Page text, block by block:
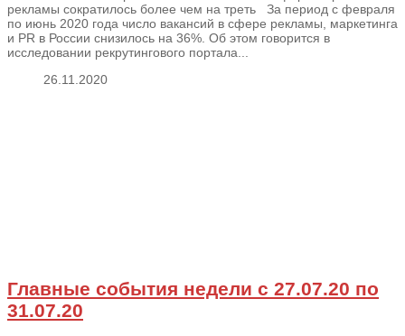
рекламы сократилось более чем на треть За период с февраля
по июнь 2020 года число вакансий в сфере рекламы, маркетинга
и PR в России снизилось на 36%. Об этом говорится в
исследовании рекрутингового портала...
26.11.2020
Главные события недели с 27.07.20 по
31.07.20